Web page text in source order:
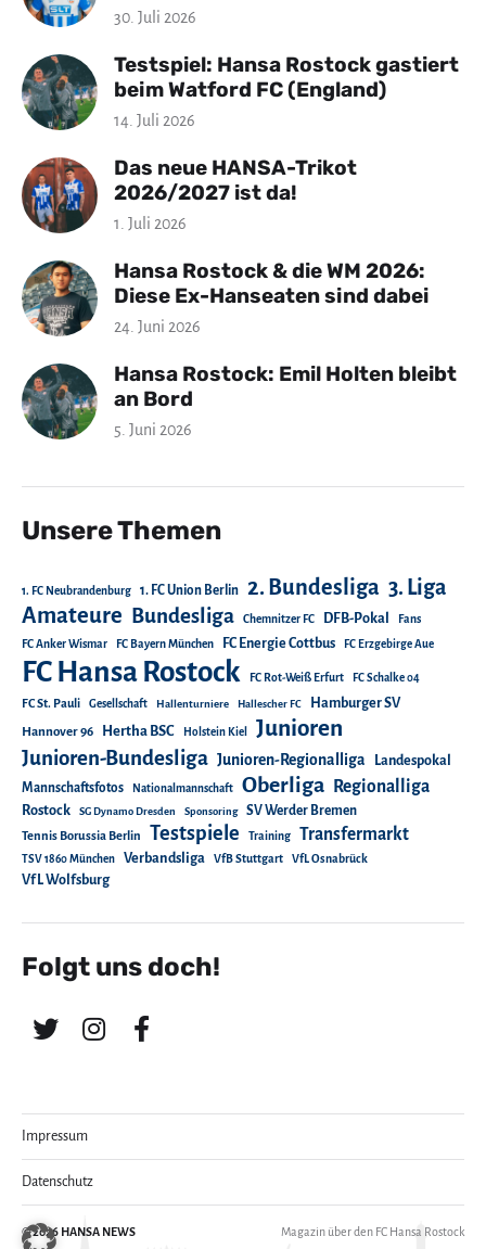
30. Juli 2026
Testspiel: Hansa Rostock gastiert
beim Watford FC (England)
14. Juli 2026
Das neue HANSA-Trikot
2026/2027 ist da!
1. Juli 2026
Hansa Rostock & die WM 2026:
Diese Ex-Hanseaten sind dabei
24. Juni 2026
Hansa Rostock: Emil Holten bleibt
an Bord
5. Juni 2026
Unsere Themen
1. FC Neubrandenburg 1. FC Union Berlin 2. Bundesliga 3. Liga
Amateure Bundesliga Chemnitzer FC DFB-Pokal Fans
FC Anker Wismar FC Bayern München FC Energie Cottbus FC Erzgebirge Aue
FC Hansa Rostock FC Rot-Weiß Erfurt FC Schalke 04
FC St. Pauli Gesellschaft Hallenturniere Hallescher FC Hamburger SV
Hannover 96 Hertha BSC Holstein Kiel Junioren
Junioren-Bundesliga Junioren-Regionalliga
Landespokal
Mannschaftsfotos
Nationalmannschaft Oberliga Regionalliga
Rostock SG Dynamo Dresden Sponsoring SV Werder Bremen
Tennis Borussia Berlin Testspiele Training Transfermarkt
TSV 1860 München Verbandsliga VfB Stuttgart VfL Osnabrück
VfL Wolfsburg
Folgt uns doch!
Impressum
Datenschutz
© 2026 HANSA NEWS Magazin über den FC Hansa Rostock